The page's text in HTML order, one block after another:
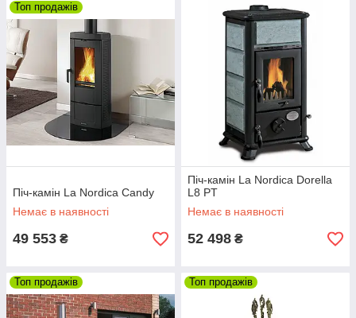
Топ продажів
Піч-камін La Nordica Candy
Немає в наявності
49 553 ₴
Піч-камін La Nordica Dorella
L8 PT
Немає в наявності
52 498 ₴
Топ продажів Топ продажів